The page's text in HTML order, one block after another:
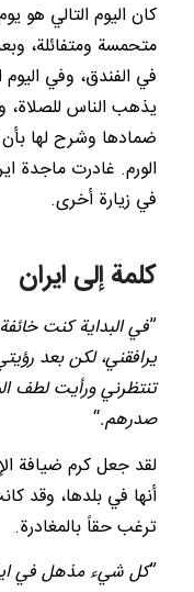
كان اليوم التالي هو
متحمسة ومتفائلة،
في الفندق، وفي
يذهب الناس للصلاة،
ضمادها وشرح لها بأن
الورم. غادرت ماجدة
في زيارة أخرى.
كلمة إلى ايران
”في البداية كنت
يرافقني، لكن بعد
تنتظرني ورأيت لطف
صدرهم.“
لقد جعل كرم ضيافة
أنها في بلدها، وقد
ترغب حقاً بالمغادرة.
”كل شيء مذهل في